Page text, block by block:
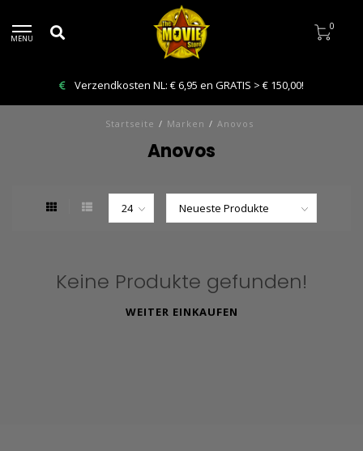
MENU
0
Verzendkosten NL: € 6,95 en GRATIS > € 150,00!
Startseite / Marken / Anovos
Anovos
Keine Produkte gefunden!
WEITER EINKAUFEN